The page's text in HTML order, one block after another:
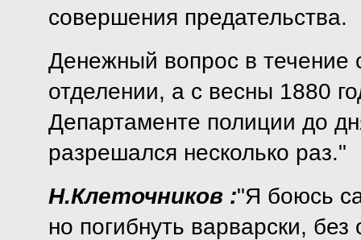
совершения предательства.
Денежный вопрос в течение
отделении, а с весны 1880
Департаменте полиции до
разрешался несколько раз."
Н.Клеточников :"Я боюсь
но погибнуть варварски,